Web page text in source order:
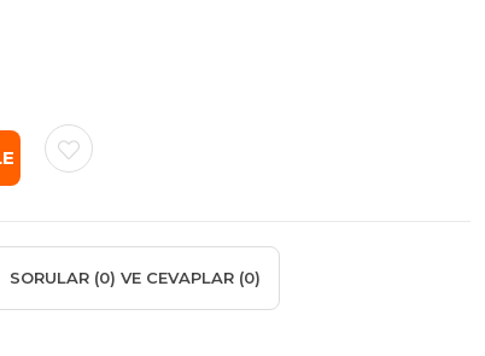
SORULAR (0) VE CEVAPLAR (0)